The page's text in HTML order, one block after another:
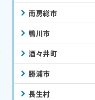
南房総市
鴨川市
酒々井町
勝浦市
長生村